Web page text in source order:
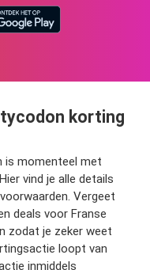
korting
is momenteel met
vind je alle details
Vergeet
deals voor Franse
zodat je zeker weet
loopt van
inmiddels